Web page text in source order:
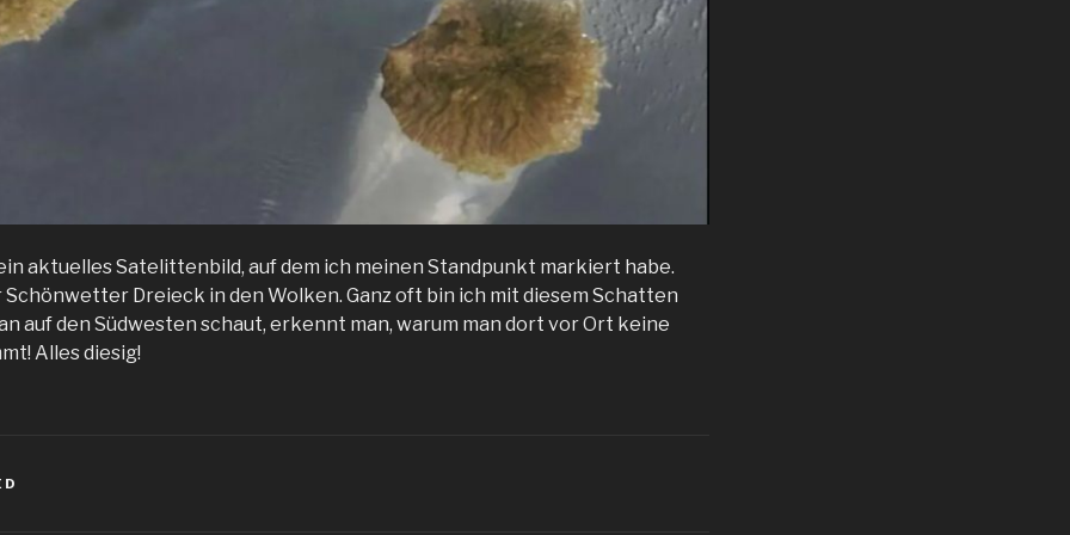
aktuelles Satelittenbild, auf dem ich meinen Standpunkt markiert habe.
Dreieck in den Wolken. Ganz oft bin ich mit diesem Schatten
auf den Südwesten schaut, erkennt man, warum man dort vor Ort keine
Alles diesig!